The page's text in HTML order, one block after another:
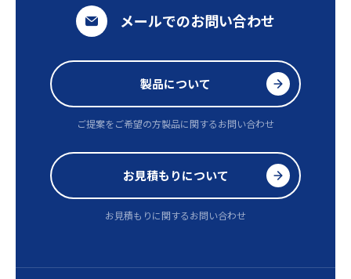
メールでのお問い合わせ
製品について
ご提案をご希望の方製品に関するお問い合わせ
お見積もりについて
お見積もりに関するお問い合わせ